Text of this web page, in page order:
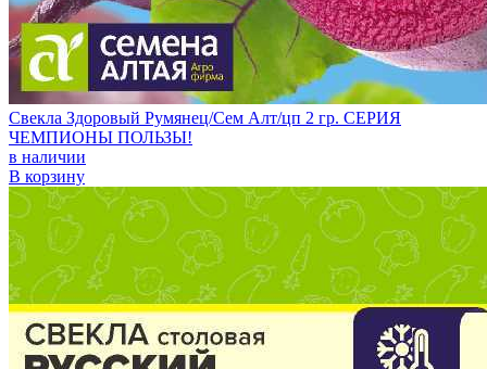
Свекла Здоровый Румянец/Сем Алт/цп 2 гр. СЕРИЯ
ЧЕМПИОНЫ ПОЛЬЗЫ!
в наличии
В корзину